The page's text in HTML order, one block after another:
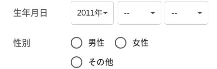
生年月日
性別 男性
女性
その他